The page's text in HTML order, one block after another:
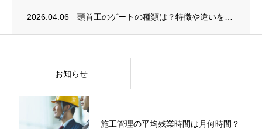
2026.04.06
お知らせ
施工管理の平均残業時間は月何時間？